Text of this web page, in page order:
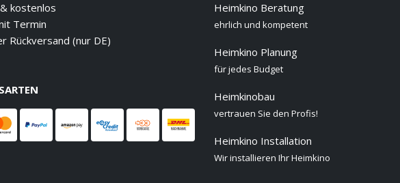
kostenlos
Termin
Rückversand (nur DE)
Heimkino Beratung
ehrlich und kompetent
Heimkino Planung
für jedes Budget
Heimkinobau
vertrauen Sie den Profis!
Heimkino Installation
Wir installieren Ihr Heimkino